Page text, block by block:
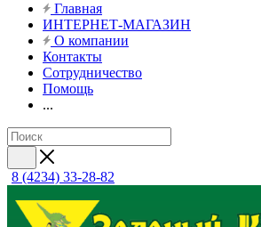
Главная
ИНТЕРНЕТ-МАГАЗИН
О компании
Контакты
Сотрудничество
Помощь
...
8 (4234) 33-28-82